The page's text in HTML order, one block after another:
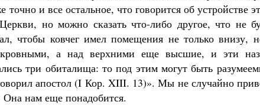
и все остальное, что говорится об устройстве
но можно сказать что-либо другое, что не
чтобы ковчег имел помещения не только внизу,
а над верхними еще высшие, и эти
три обиталища: то под этим могут быть
апостол (I Кор. XIII. 13)». Мы не случайно
нам еще понадобится.